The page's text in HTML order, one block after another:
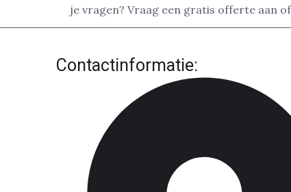
je vragen? Vraag een gratis offerte aan
Contactinformatie: